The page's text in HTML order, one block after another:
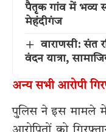
पैतृक गांव में भव्य
मेहंदीगंज
वाराणसी: संत
वंदन यात्रा,
अन्य सभी आरोपी
पुलिस ने इस मामले